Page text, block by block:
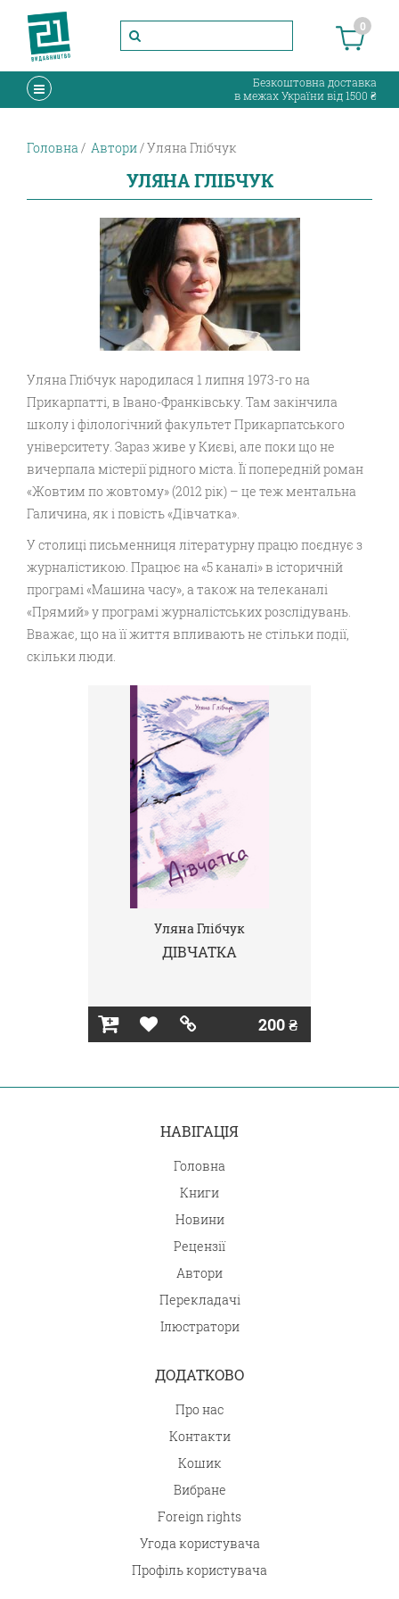
0
Безкоштовна доставка
в межах України від 1500 ₴
Головна Автори Уляна Глібчук
УЛЯНА ГЛІБЧУК
Уляна Глібчук народилася 1 липня 1973-го на
Прикарпатті, в Івано-Франківську. Там закінчила
школу і філологічний факультет Прикарпатського
університету. Зараз живе у Києві, але поки що не
вичерпала містерії рідного міста. Її попередній роман
«Жовтим по жовтому» (2012 рік) – це теж ментальна
Галичина, як і повість «Дівчатка».
У столиці письменниця літературну працю поєднує з
журналістикою. Працює на «5 каналі» в історичній
програмі «Машина часу», а також на телеканалі
«Прямий» у програмі журналістських розслідувань.
Вважає, що на її життя впливають не стільки події,
скільки люди.
Уляна Глібчук
ДІВЧАТКА
200 ₴
НАВІГАЦІЯ
Головна
Книги
Новини
Рецензії
Автори
Перекладачі
Ілюстратори
ДОДАТКОВО
Про нас
Контакти
Кошик
Вибране
Foreign rights
Угода користувача
Профіль користувача